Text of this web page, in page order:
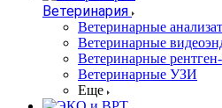
Ветеринария
Ветеринарные
Ветеринарные
Ветеринарные
Ветеринарные УЗИ
Еще